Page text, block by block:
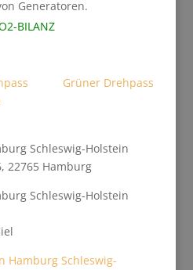
Generatoren.
BILANZ
Grüner Drehpass
Schleswig-Holstein
22765 Hamburg
Schleswig-Holstein
Hamburg Schleswig-